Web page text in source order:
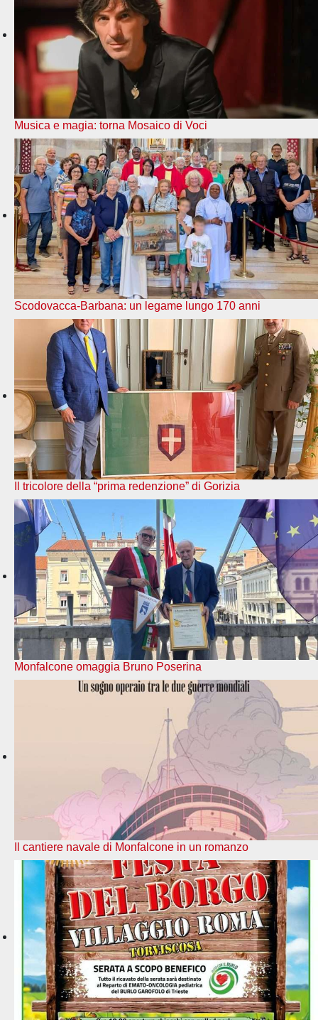
Musica e magia: torna Mosaico di Voci
Scodovacca-Barbana: un legame lungo 170 anni
Il tricolore della “prima redenzione” di Gorizia
Monfalcone omaggia Bruno Poserina
Il cantiere navale di Monfalcone in un romanzo